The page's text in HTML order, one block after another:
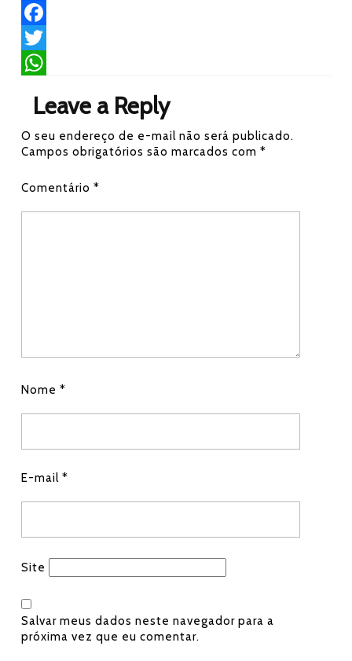
F
a
b
o
k
T
t
e
r
a
s
A
Leave a Reply
O seu endereço de e-mail não será publicado.
Campos obrigatórios são marcados com *
Comentário *
Nome *
E-mail *
Site
Salvar meus dados neste navegador para a
próxima vez que eu comentar.